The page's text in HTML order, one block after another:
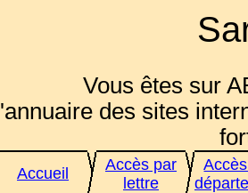
Vous êtes sur
l'annuaire des sites
Accueil
Accès par
lettre